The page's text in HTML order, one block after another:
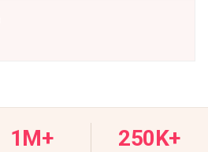
1M+ 250K+